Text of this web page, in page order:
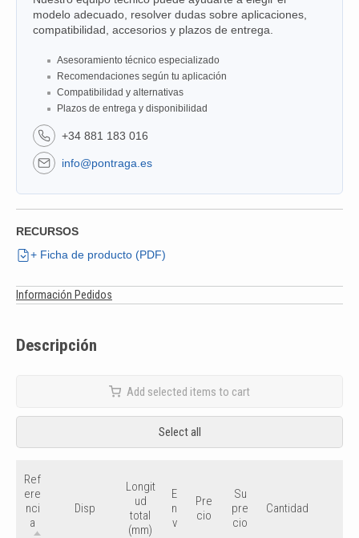
modelo adecuado, resolver dudas sobre aplicaciones,
compatibilidad, accesorios y plazos de entrega.
Asesoramiento técnico especializado
Recomendaciones según tu aplicación
Compatibilidad y alternativas
Plazos de entrega y disponibilidad
+34 881 183 016
info@pontraga.es
RECURSOS
+ Ficha de producto (PDF)
Información Pedidos
Descripción
Add selected items to cart
Select all
Ref
ere
nci
a
Disp
Longit
ud
total
(mm)
E
n
v
Pre
cio
Su
pre
cio
Cantidad